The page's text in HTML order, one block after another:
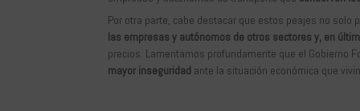
Por otra parte, cabe destacar que estos peajes no
las empresas y autónomos de otros sectores y, en
precios. Lamentamos profundamente que el Gobierno
mayor inseguridad ante la situación económica que